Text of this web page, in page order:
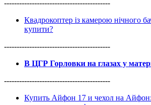
------------------------------------------
Квадрокоптер із камерою нічного
купити?
------------------------------------------
В ЦГР Горловки на глазах у
------------------------------------------
Купить Айфон 17 и чехол на